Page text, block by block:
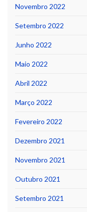
Novembro 2022
Setembro 2022
Junho 2022
Maio 2022
Abril 2022
Março 2022
Fevereiro 2022
Dezembro 2021
Novembro 2021
Outubro 2021
Setembro 2021